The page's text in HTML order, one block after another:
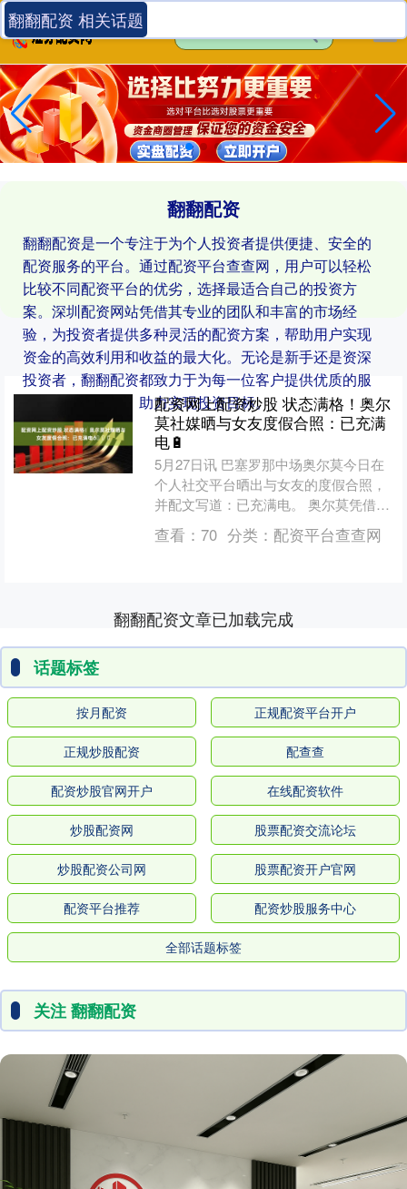
翻翻配资
翻翻配资是一个专注于为个人投资者提供便捷、安全的
配资服务的平台。通过配资平台查查网，用户可以轻松
比较不同配资平台的优劣，选择最适合自己的投资方
案。深圳配资网站凭借其专业的团队和丰富的市场经
验，为投资者提供多种灵活的配资方案，帮助用户实现
资金的高效利用和收益的最大化。无论是新手还是资深
投资者，翻翻配资都致力于为每一位客户提供优质的服
务和全面的支持，助力实现投资目标。
翻翻配资 相关话题
配资网上配资炒股 状态满格！奥尔
莫社媒晒与女友度假合照：已充满
电🔋
5月27日讯 巴塞罗那中场奥尔莫今日在
个人社交平台晒出与女友的度假合照，
并配文写道：已充满电。 奥尔莫凭借在
巴萨的出色表现配资网上配资炒股，已
入选西班牙今夏出征....
查看： 70 分类： 配资平台查查网
翻翻配资文章已加载完成
话题标签
按月配资 正规配资平台开户
正规炒股配资 配查查
配资炒股官网开户 在线配资软件
炒股配资网 股票配资交流论坛
炒股配资公司网 股票配资开户官网
配资平台推荐 配资炒股服务中心
全部话题标签
关注 翻翻配资